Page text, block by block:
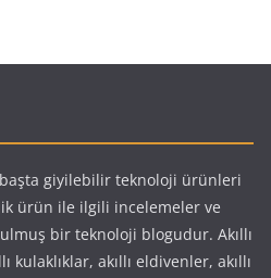
giyilebilir teknoloji ürünleri
ürün ile ilgili incelemeler ve
bir teknoloji blogudur. Akıllı
kulaklıklar, akıllı eldivenler, akıllı